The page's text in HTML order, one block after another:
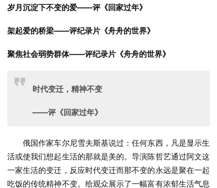
岁月沉淀下不变的爱——评《回家过年》
架起爱的桥梁——评纪录片《舟舟的世界》
聚焦社会弱势群体——评纪录片《舟舟的世界》
时代变迁，精神不变
——评《回家过年》
俄国作家车尔尼雪夫斯基说过：任何东西，凡是显示生
活或使我们想起生活的那就是美的。导演陈哲艺通过阿文这
一家生活的变迁，反应时代变迁而那不变的永远是聚在一起
吃饭的传统精神不变。给观众展示了一幅富有浓郁生活气息